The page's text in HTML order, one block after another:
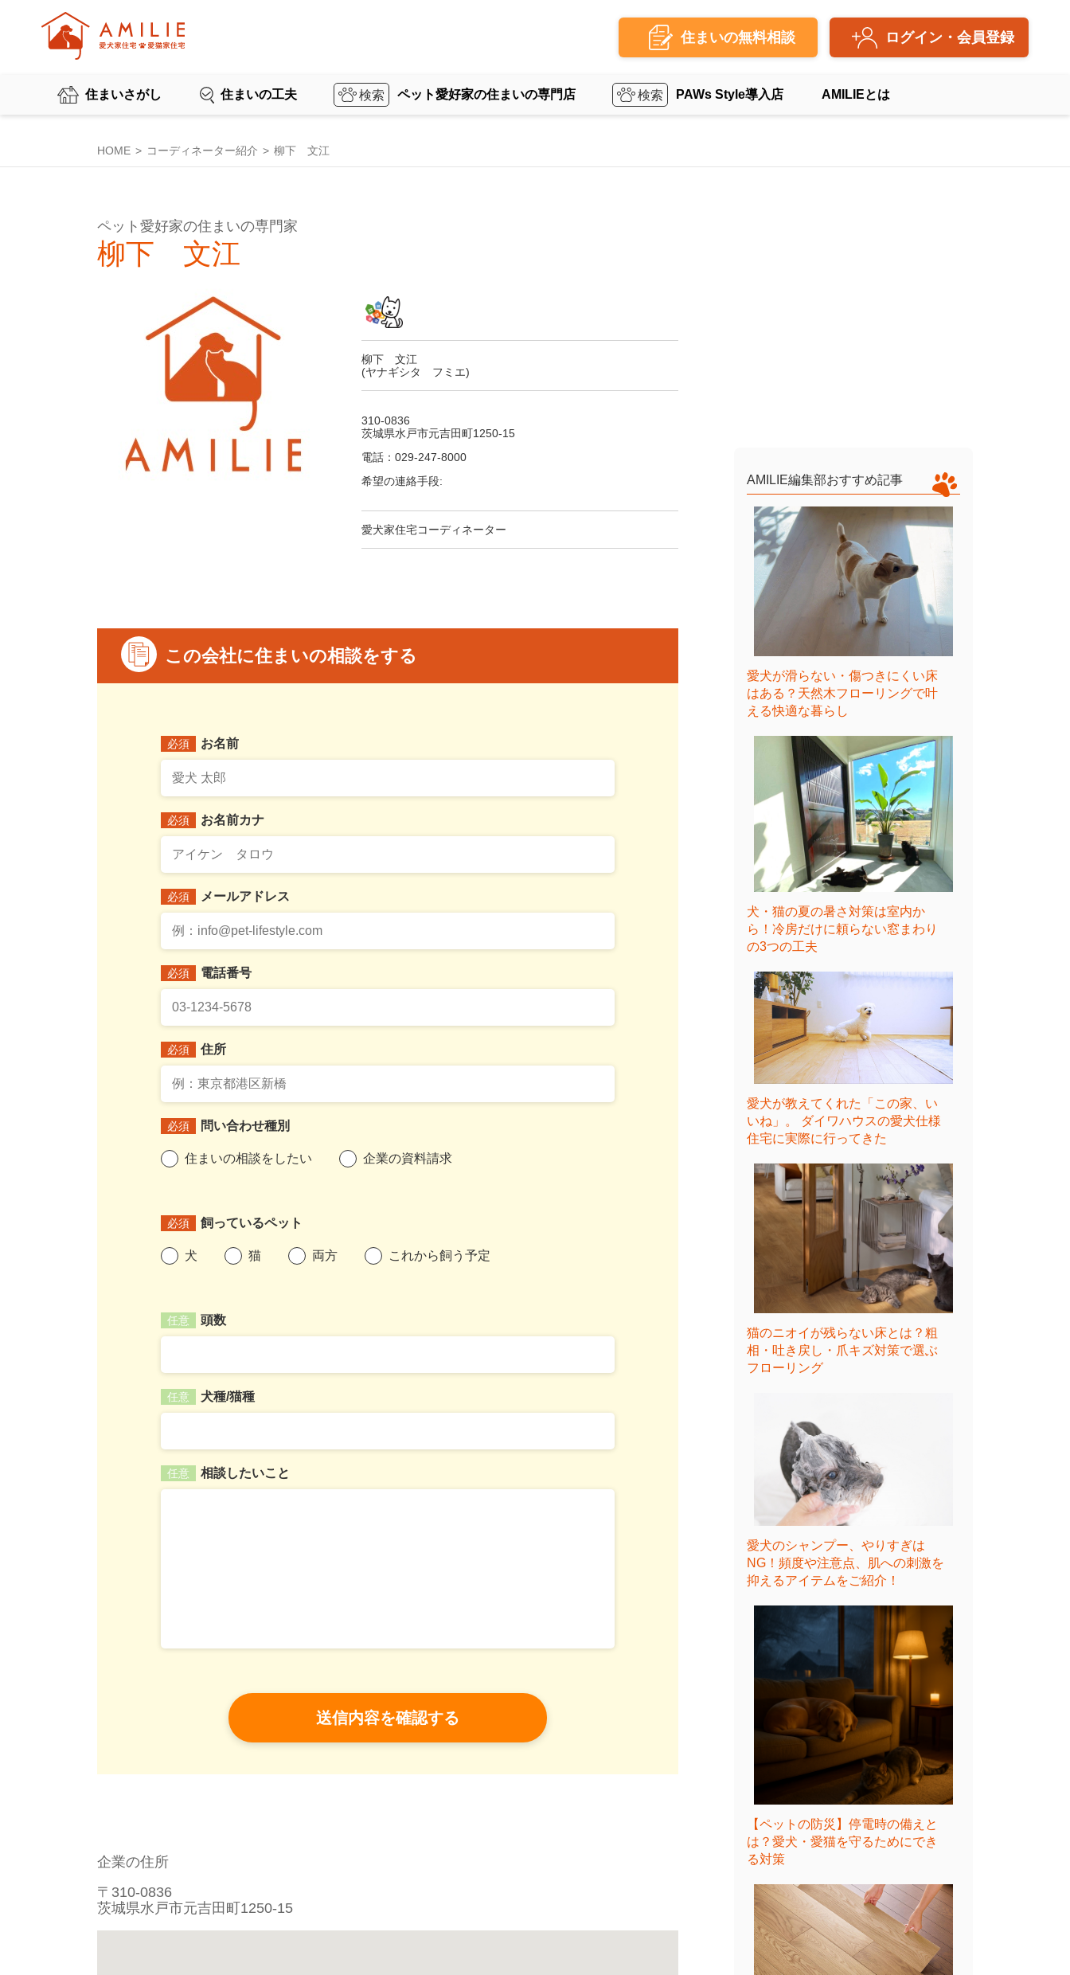
住まいの無料相談 ログイン・会員登録
住まいさがし 住まいの工夫 ペット愛好家の住まいの専門店 PAWs Style導入店 AMILIEとは
HOME コーディネーター紹介 柳下 文江
ペット愛好家の住まいの専門家
柳下 文江
柳下 文江
(ヤナギシタ フミエ)
310-0836
茨城県水戸市元吉田町1250-15
電話：029-247-8000
希望の連絡手段:
愛犬家住宅コーディネーター
この会社に住まいの相談をする
必須 お名前
必須 お名前カナ
必須 メールアドレス
必須 電話番号
必須 住所
必須 問い合わせ種別
住まいの相談をしたい 企業の資料請求
必須 飼っているペット
犬 猫 両方 これから飼う予定
任意 頭数
任意 犬種/猫種
任意 相談したいこと
企業の住所
〒310-0836
茨城県水戸市元吉田町1250-15
AMILIE編集部おすすめ記事
愛犬が滑らない・傷つきにくい床
はある？天然木フローリングで叶
える快適な暮らし
犬・猫の夏の暑さ対策は室内か
ら！冷房だけに頼らない窓まわり
の3つの工夫
愛犬が教えてくれた「この家、い
いね」。 ダイワハウスの愛犬仕様
住宅に実際に行ってきた
猫のニオイが残らない床とは？粗
相・吐き戻し・爪キズ対策で選ぶ
フローリング
愛犬のシャンプー、やりすぎは
NG！頻度や注意点、肌への刺激を
抑えるアイテムをご紹介！
【ペットの防災】停電時の備えと
は？愛犬・愛猫を守るためにでき
る対策